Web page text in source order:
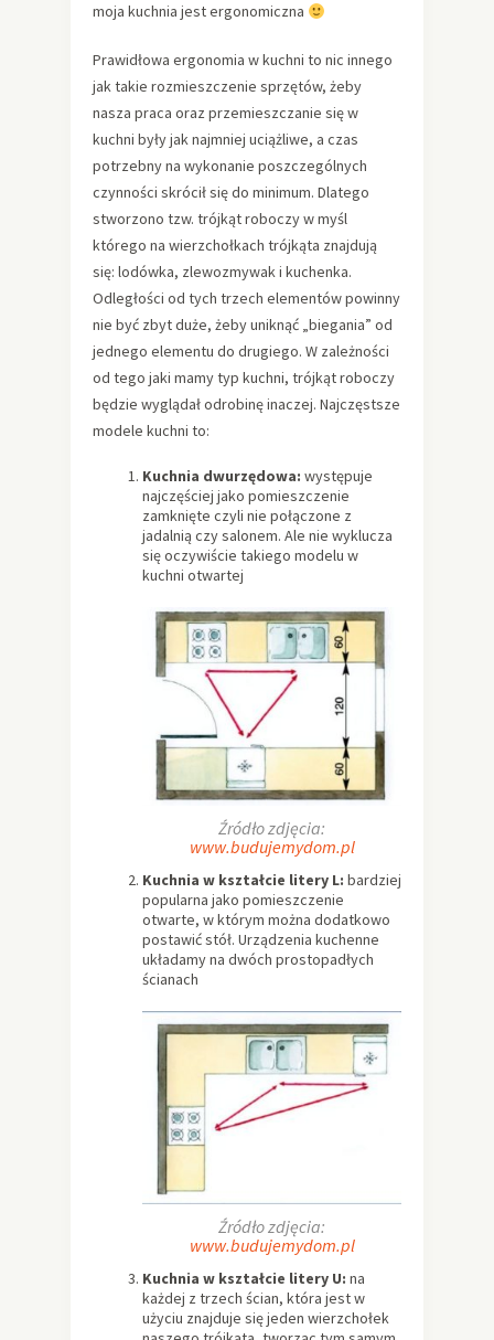
moja kuchnia jest ergonomiczna
Prawidłowa ergonomia w kuchni to nic innego
jak takie rozmieszczenie sprzętów, żeby
nasza praca oraz przemieszczanie się w
kuchni były jak najmniej uciążliwe, a czas
potrzebny na wykonanie poszczególnych
czynności skrócił się do minimum. Dlatego
stworzono tzw. trójkąt roboczy w myśl
którego na wierzchołkach trójkąta znajdują
się: lodówka, zlewozmywak i kuchenka.
Odległości od tych trzech elementów powinny
nie być zbyt duże, żeby uniknąć „biegania” od
jednego elementu do drugiego. W zależności
od tego jaki mamy typ kuchni, trójkąt roboczy
będzie wyglądał odrobinę inaczej. Najczęstsze
modele kuchni to:
Kuchnia dwurzędowa: występuje
najczęściej jako pomieszczenie
zamknięte czyli nie połączone z
jadalnią czy salonem. Ale nie wyklucza
się oczywiście takiego modelu w
kuchni otwartej
Źródło zdjęcia:
www.budujemydom.pl
Kuchnia w kształcie litery L: bardziej
popularna jako pomieszczenie
otwarte, w którym można dodatkowo
postawić stół. Urządzenia kuchenne
układamy na dwóch prostopadłych
ścianach
Źródło zdjęcia:
www.budujemydom.pl
Kuchnia w kształcie litery U: na
każdej z trzech ścian, która jest w
użyciu znajduje się jeden wierzchołek